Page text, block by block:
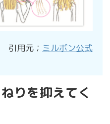
引用元； ミルボン公式
りを抑えてく